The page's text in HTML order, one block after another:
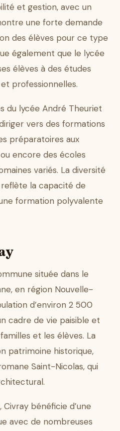
et gestion, avec un
une forte demande
des élèves pour ce type
également que le lycée
élèves à des études
professionnelles.
du lycée André Theuriet
vers des formations
préparatoires aux
encore des écoles
variés. La diversité
la capacité de
formation polyvalente
située dans le
en région Nouvelle-
d’environ 2 500
cadre de vie paisible et
et les élèves. La
patrimoine historique,
Saint-Nicolas, qui
bénéficie d’une
avec de nombreuses